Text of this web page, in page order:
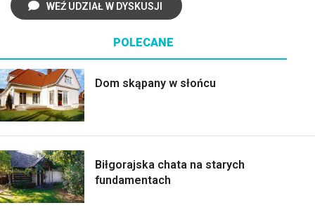
WEŹ UDZIAŁ W DYSKUSJI
POLECANE
Dom skąpany w słońcu
Biłgorajska chata na starych
fundamentach